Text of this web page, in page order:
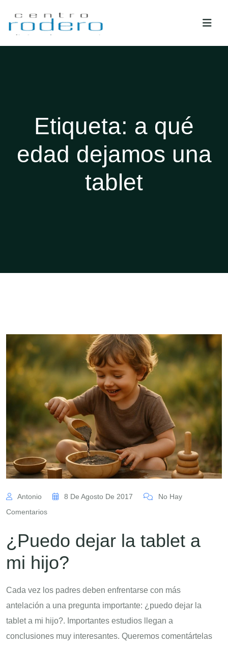
Etiqueta: a qué
edad dejamos una
tablet
Antonio 8 De Agosto De 2017
No Hay
Comentarios
¿Puedo dejar la tablet a
mi hijo?
Cada vez los padres deben enfrentarse con más
antelación a una pregunta importante: ¿puedo dejar la
tablet a mi hijo?. Importantes estudios llegan a
conclusiones muy interesantes. Queremos comentártelas